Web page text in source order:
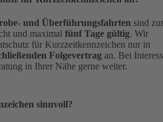
und Überführungsfahrten sind
und maximal fünf Tage gültig. Wir
für Kurzzeitkennzeichen nur in
Folgevertrag an. Bei
in Ihrer Nähe gerne weiter.
sinnvoll?